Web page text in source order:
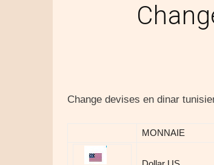
Change devises en dinar
MONNAIE